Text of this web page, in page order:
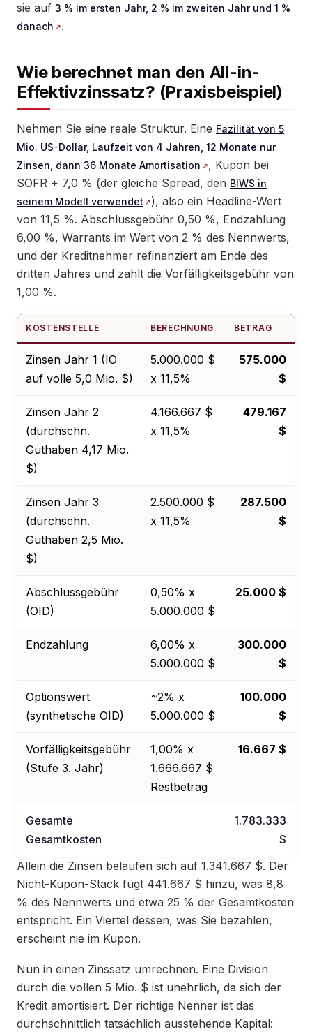
sie auf 3 % im ersten Jahr, 2 % im zweiten Jahr und 1 %
danach
.
Wie berechnet man den All-in-
Effektivzinssatz? (Praxisbeispiel)
Nehmen Sie eine reale Struktur. Eine Fazilität von 5
Mio. US-Dollar, Laufzeit von 4 Jahren, 12 Monate nur
Zinsen, dann 36 Monate Amortisation
, Kupon bei
SOFR + 7,0 % (der gleiche Spread, den BIWS in
seinem Modell verwendet
), also ein Headline-Wert
von 11,5 %. Abschlussgebühr 0,50 %, Endzahlung
6,00 %, Warrants im Wert von 2 % des Nennwerts,
und der Kreditnehmer refinanziert am Ende des
dritten Jahres und zahlt die Vorfälligkeitsgebühr von
1,00 %.
KOSTENSTELLE BERECHNUNG BETRAG
Zinsen Jahr 1 (IO
auf volle 5,0 Mio. $)
5.000.000 $
x 11,5%
575.000
$
Zinsen Jahr 2
(durchschn.
Guthaben 4,17 Mio.
$)
4.166.667 $
x 11,5%
479.167
$
Zinsen Jahr 3
(durchschn.
Guthaben 2,5 Mio.
$)
2.500.000 $
x 11,5%
287.500
$
Abschlussgebühr
(OID)
0,50% x
5.000.000 $
25.000 $
Endzahlung
6,00% x
5.000.000 $
300.000
$
Optionswert
(synthetische OID)
~2% x
5.000.000 $
100.000
$
Vorfälligkeitsgebühr
(Stufe 3. Jahr)
1,00% x
1.666.667 $
Restbetrag
16.667 $
Gesamte
Gesamtkosten
1.783.333
$
Allein die Zinsen belaufen sich auf 1.341.667 $. Der
Nicht-Kupon-Stack fügt 441.667 $ hinzu, was 8,8
% des Nennwerts und etwa 25 % der Gesamtkosten
entspricht. Ein Viertel dessen, was Sie bezahlen,
erscheint nie im Kupon.
Nun in einen Zinssatz umrechnen. Eine Division
durch die vollen 5 Mio. $ ist unehrlich, da sich der
Kredit amortisiert. Der richtige Nenner ist das
durchschnittlich tatsächlich ausstehende Kapital: